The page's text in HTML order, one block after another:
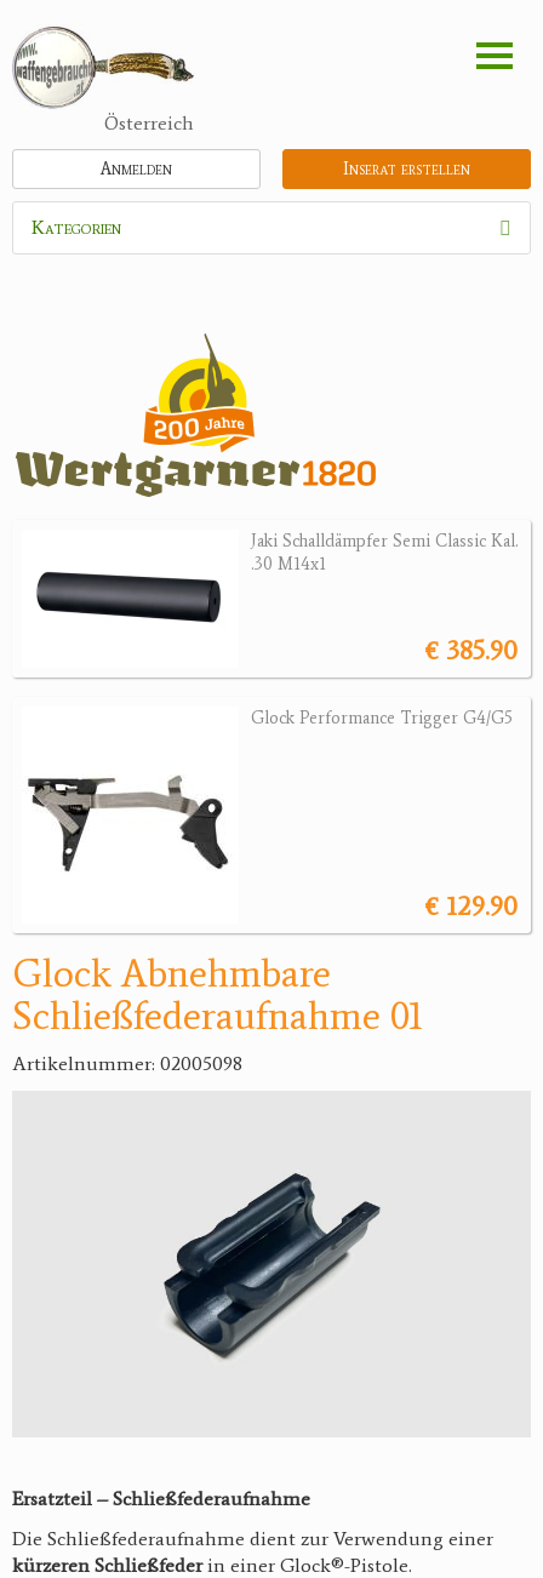
zum
Inhalt
Österreich
Inserat erstellen
Anmelden
Kategorien
Zubehör
Jagdreviere
Reviereinrichtungen
Jaki Schalldämpfer Semi Classic Kal.
.30 M14x1
€ 385.90
Glock Performance Trigger G4/G5
€ 129.90
Glock Abnehmbare
Schließfederaufnahme 01
Artikelnummer: 02005098
Ersatzteil – Schließfederaufnahme
Die Schließfederaufnahme dient zur Verwendung einer
kürzeren Schließfederin einer Glock®-Pistole.